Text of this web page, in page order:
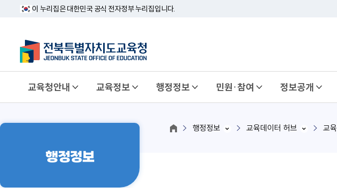
이 누리집은 대한민국 공식 전자정부 누리집입니다.
교육청안내 교육정보 행정정보 민원·참여 정보공개
행정정보
행정정보 교육데이터 허브 교